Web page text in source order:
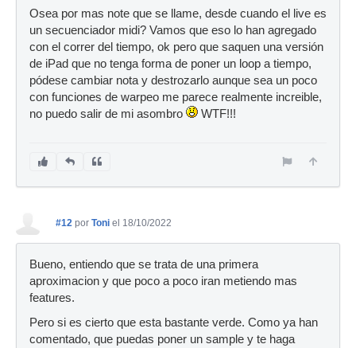
Osea por mas note que se llame, desde cuando el live es
un secuenciador midi? Vamos que eso lo han agregado
con el correr del tiempo, ok pero que saquen una versión
de iPad que no tenga forma de poner un loop a tiempo,
pódese cambiar nota y destrozarlo aunque sea un poco
con funciones de warpeo me parece realmente increible,
no puedo salir de mi asombro
WTF!!!
#12 por Toni el 18/10/2022
Bueno, entiendo que se trata de una primera
aproximacion y que poco a poco iran metiendo mas
features.
Pero si es cierto que esta bastante verde. Como ya han
comentado, que puedas poner un sample y te haga